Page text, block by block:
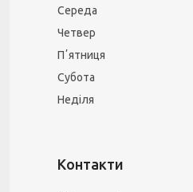
Середа
Четвер
Пʼятниця
Субота
Неділя